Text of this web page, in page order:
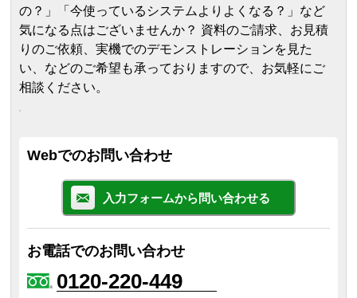
の？」「今使っているシステムよりよくなる？」など
気になる点はございませんか？ 資料のご請求、お見積
りのご依頼、実機でのデモンストレーションを見た
い、などのご希望も承っておりますので、お気軽にご
相談ください。
Webでのお問い合わせ
入力フォームから問い合わせる
お電話でのお問い合わせ
0120-220-449